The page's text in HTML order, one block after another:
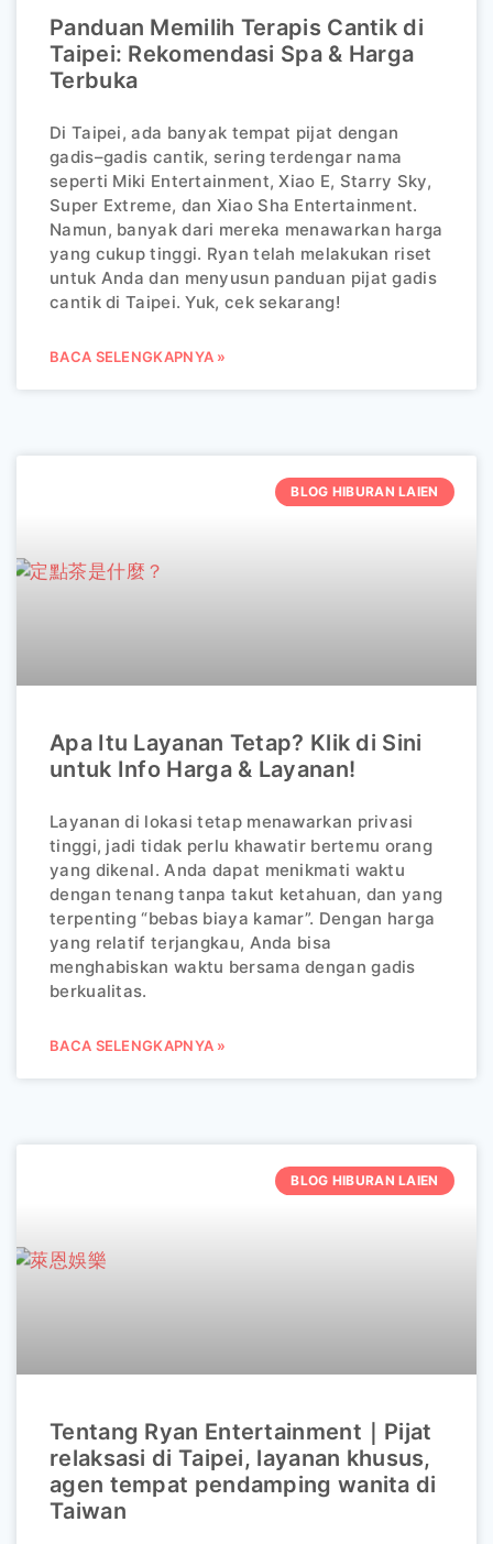
Panduan Memilih Terapis Cantik di
Taipei: Rekomendasi Spa & Harga
Terbuka
Di Taipei, ada banyak tempat pijat dengan
gadis–gadis cantik, sering terdengar nama
seperti Miki Entertainment, Xiao E, Starry Sky,
Super Extreme, dan Xiao Sha Entertainment.
Namun, banyak dari mereka menawarkan harga
yang cukup tinggi. Ryan telah melakukan riset
untuk Anda dan menyusun panduan pijat gadis
cantik di Taipei. Yuk, cek sekarang!
BACA SELENGKAPNYA »
BLOG HIBURAN LAIEN
Apa Itu Layanan Tetap? Klik di Sini
untuk Info Harga & Layanan!
Layanan di lokasi tetap menawarkan privasi
tinggi, jadi tidak perlu khawatir bertemu orang
yang dikenal. Anda dapat menikmati waktu
dengan tenang tanpa takut ketahuan, dan yang
terpenting “bebas biaya kamar”. Dengan harga
yang relatif terjangkau, Anda bisa
menghabiskan waktu bersama dengan gadis
berkualitas.
BACA SELENGKAPNYA »
BLOG HIBURAN LAIEN
Tentang Ryan Entertainment｜Pijat
relaksasi di Taipei, layanan khusus,
agen tempat pendamping wanita di
Taiwan